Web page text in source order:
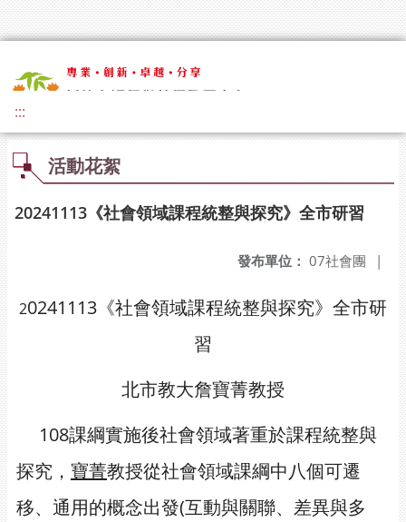
:::
活動花絮
20241113《社會領域課程統整與探究》全市研習
發布單位： 07社會團 |
20241113《社會領域課程統整與探究》全市研
習
北市教大詹寶菁教授
108課綱實施後社會領域著重於課程統整與
探究， 寶菁教授從社會領域課綱中八個可遷
移、通用的概念出發(互動與關聯、差異與多